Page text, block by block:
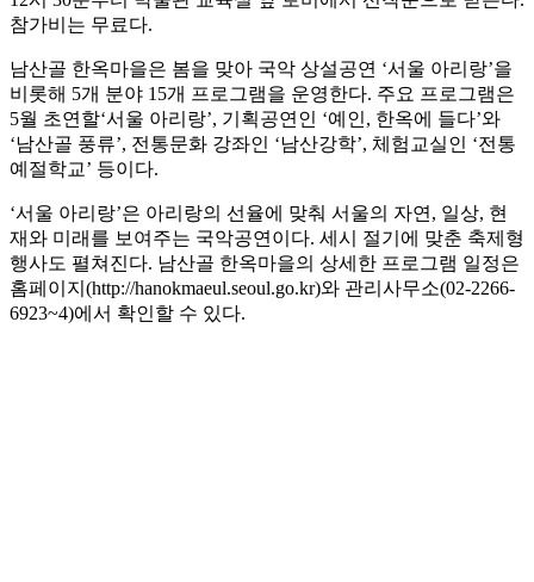
참가비는 무료다.
남산골 한옥마을은 봄을 맞아 국악 상설공연 ‘서울 아리랑’을
비롯해 5개 분야 15개 프로그램을 운영한다. 주요 프로그램은
5월 초연할‘서울 아리랑’, 기획공연인 ‘예인, 한옥에 들다’와
‘남산골 풍류’, 전통문화 강좌인 ‘남산강학’, 체험교실인 ‘전통
예절학교’ 등이다.
‘서울 아리랑’은 아리랑의 선율에 맞춰 서울의 자연, 일상, 현
재와 미래를 보여주는 국악공연이다. 세시 절기에 맞춘 축제형
행사도 펼쳐진다. 남산골 한옥마을의 상세한 프로그램 일정은
홈페이지(http://hanokmaeul.seoul.go.kr)와 관리사무소(02-2266-
6923~4)에서 확인할 수 있다.